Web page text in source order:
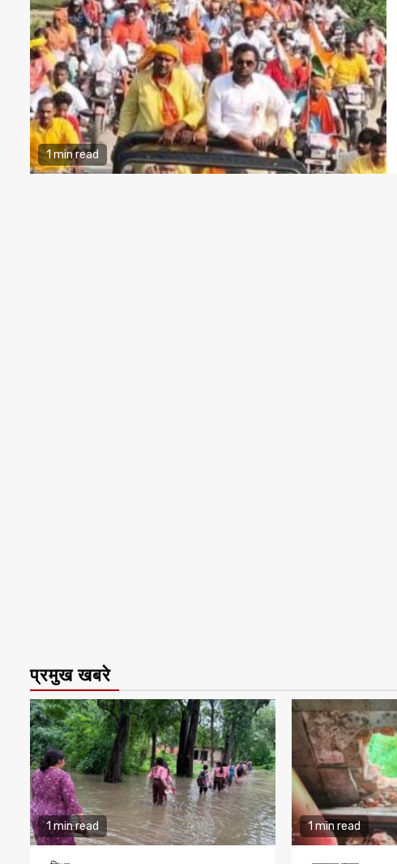
1 min read
प्रमुख खबरे
1 min read 1 min read